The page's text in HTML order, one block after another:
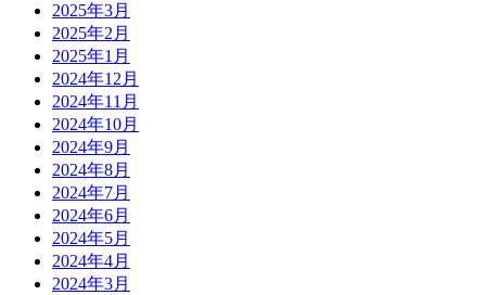
2025年3月
2025年2月
2025年1月
2024年12月
2024年11月
2024年10月
2024年9月
2024年8月
2024年7月
2024年6月
2024年5月
2024年4月
2024年3月